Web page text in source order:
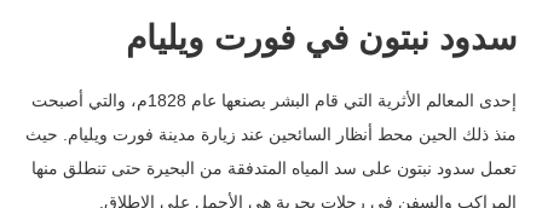
سدود نبتون في فورت ويليام
إحدى المعالم الأثرية التي قام البشر بصنعها عام 1828م، والتي أصبحت
منذ ذلك الحين محط أنظار السائحين عند زيارة مدينة فورت ويليام. حيث
تعمل سدود نبتون على سد المياه المتدفقة من البحيرة حتى تنطلق منها
المراكب والسفن في رحلات بحرية هي الأجمل على الإطلاق.